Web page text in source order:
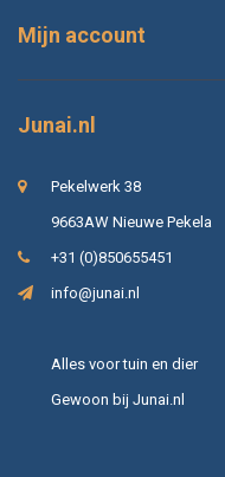
Mijn account
Junai.nl
Pekelwerk 38
9663AW Nieuwe Pekela
+31 (0)850655451
info@junai.nl
Alles voor tuin en dier
Gewoon bij Junai.nl